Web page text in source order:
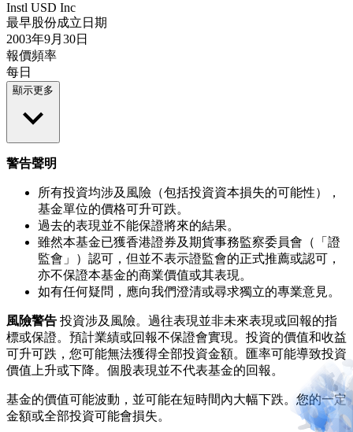
Instl USD Inc
最早股份成立日期
2003年9月30日
報價頻率
每日
顯示更多
警告聲明
所有投資均涉及風險（包括投資資本損失的可能性），
基金單位的價格可升可跌。
過去的表現並不能保證將來的結果。
雖然本基金已獲香港證券及期貨事務監察委員會（「證
監會」）認可，但並不表示證監會的正式推薦或認可，
亦不保證本基金的商業價值或其表現。
如有任何疑問，應向我們澄清或尋求獨立的專業意見。
風險警告 投資涉及風險。過往表現並非未來表現或回報的指
標或保證。預計業績或回報不保證會實現。投資的價值和收益
可升可跌，您可能無法獲得全部投資金額。匯率可能導致投資
價值上升或下降。個股表現並不代表基金的回報。
基金的價值可能波動，並可能在短時間內大幅下跌。您的一定
金額或全部投資可能會損失。